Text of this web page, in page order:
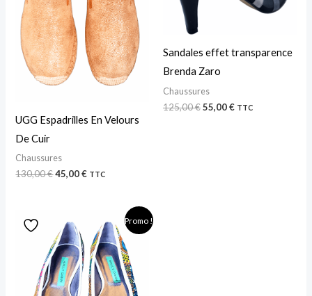
UGG Espadrilles En Velours
De Cuir
Chaussures
130,00€45,00€ TTC
Sandales effet transparence
Brenda Zaro
Chaussures
125,00€55,00€ TTC
Promo !
prix
initial
était :
45,00 €.
actuel
est :
19,99 €.